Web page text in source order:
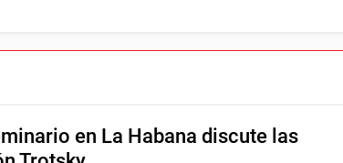
en La Habana discute las